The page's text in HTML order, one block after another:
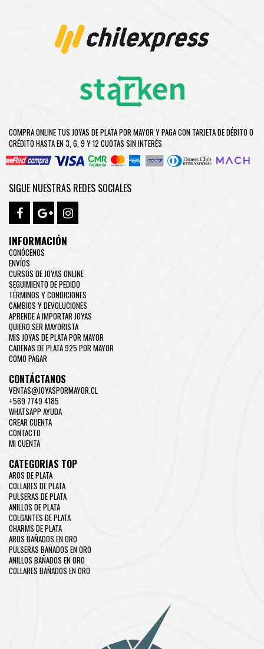
COMPRA ONLINE TUS JOYAS DE PLATA POR MAYOR Y PAGA CON TARJETA DE DÉBITO O
CRÉDITO HASTA EN 3, 6, 9 Y 12 CUOTAS SIN INTERÉS
SIGUE NUESTRAS REDES SOCIALES
INFORMACIÓN
CONÓCENOS
ENVÍOS
CURSOS DE JOYAS ONLINE
SEGUIMIENTO DE PEDIDO
TÉRMINOS Y CONDICIONES
CAMBIOS Y DEVOLUCIONES
APRENDE A IMPORTAR JOYAS
QUIERO SER MAYORISTA
MIS JOYAS DE PLATA POR MAYOR
CADENAS DE PLATA 925 POR MAYOR
COMO PAGAR
CONTÁCTANOS
VENTAS@JOYASPORMAYOR.CL
+569 7749 4185
WHATSAPP AYUDA
CREAR CUENTA
CONTACTO
MI CUENTA
CATEGORIAS TOP
AROS DE PLATA
COLLARES DE PLATA
PULSERAS DE PLATA
ANILLOS DE PLATA
COLGANTES DE PLATA
CHARMS DE PLATA
AROS BAÑADOS EN ORO
PULSERAS BAÑADOS EN ORO
ANILLOS BAÑADOS EN ORO
COLLARES BAÑADOS EN ORO